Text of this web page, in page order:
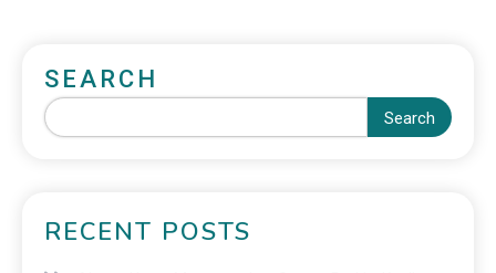
SEARCH
Search
RECENT POSTS